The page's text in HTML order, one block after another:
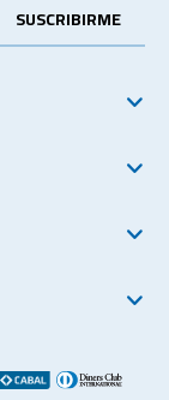
SUSCRIBIRME